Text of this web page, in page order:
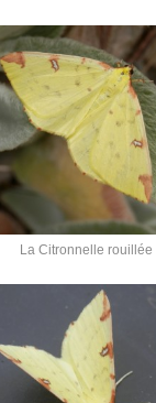
La Citronnelle rouillée